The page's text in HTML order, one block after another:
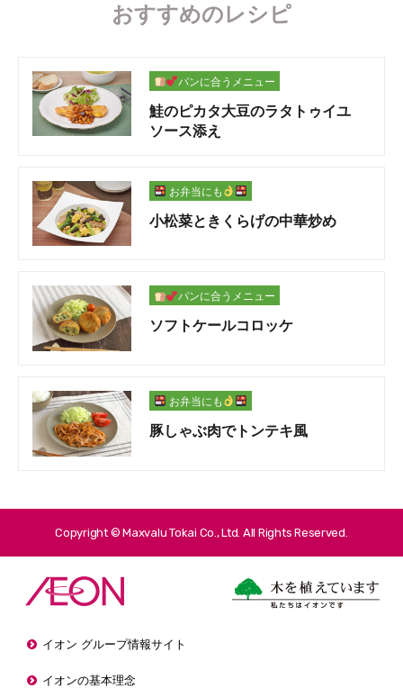
おすすめのレシピ
パンに合うメニュー
鮭のピカタ大豆のラタトゥイユ
ソース添え
お弁当にも
小松菜ときくらげの中華炒め
パンに合うメニュー
ソフトケールコロッケ
お弁当にも
豚しゃぶ肉でトンテキ風
Copyright © Maxvalu Tokai Co., Ltd. All Rights Reserved.
イオン グループ情報サイト
イオンの基本理念